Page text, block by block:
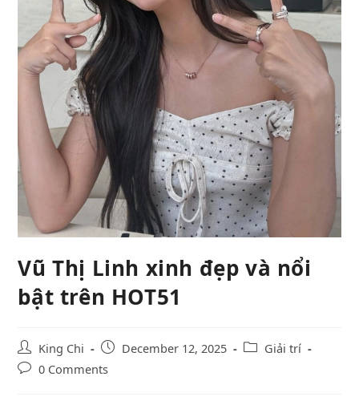
Vũ Thị Linh xinh đẹp và nổi
bật trên HOT51
King Chi December 12, 2025
Giải trí
0 Comments